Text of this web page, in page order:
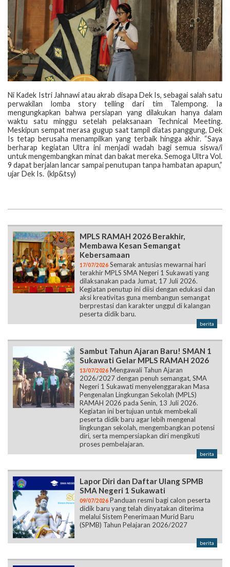
Ni Kadek Istri Jahnawi atau akrab disapa Dek Is, sebagai salah satu
perwakilan lomba story telling dari tim Talempong. Ia
mengungkapkan bahwa persiapan yang dilakukan hanya dalam
waktu satu minggu setelah pelaksanaan Technical Meeting.
Meskipun sempat merasa gugup saat tampil diatas panggung, Dek
Is tetap berusaha menampilkan yang terbaik hingga akhir. “Saya
berharap kegiatan Ultra ini menjadi wadah bagi semua siswa/i
untuk mengembangkan minat dan bakat mereka. Semoga Ultra Vol.
9 dapat berjalan lancar sampai penutupan tanpa hambatan apapun,”
ujar Dek Is. (klp&tsy)
MPLS RAMAH 2026 Berakhir,
Membawa Kesan Semangat
Kebersamaan
17/07/2026 Semarak antusias mewarnai hari
terakhir MPLS SMA Negeri 1 Sukawati yang
dilaksanakan pada Jumat, 17 Juli 2026.
Kegiatan penutup ini diisi dengan edukasi dan
aksi kreativitas guna membangun semangat
berprestasi dan karakter unggul di kalangan
peserta didik baru.
berita
Sambut Tahun Ajaran Baru! SMAN 1
Sukawati Gelar MPLS RAMAH 2026
13/07/2026 Mengawali Tahun Ajaran
2026/2027 dengan penuh semangat, SMA
Negeri 1 Sukawati menyelenggarakan Masa
Pengenalan Lingkungan Sekolah (MPLS)
RAMAH 2026 pada Senin, 13 Juli 2026.
Kegiatan ini bertujuan untuk membekali
peserta didik baru agar lebih mengenal
lingkungan sekolah, mengembangkan potensi
diri, serta mempersiapkan diri mengikuti
proses pembelajaran.
berita
Lapor Diri dan Daftar Ulang SPMB
SMA Negeri 1 Sukawati
09/07/2026 Panduan resmi bagi calon peserta
didik baru yang telah dinyatakan diterima
melalui Sistem Penerimaan Murid Baru
(SPMB) Tahun Pelajaran 2026/2027
berita